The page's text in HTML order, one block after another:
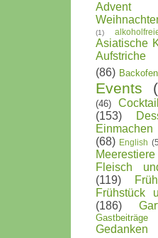
(1)
Asiatische
(86) Backofen
Events
(46)
(153)
Einmachen
(68) English
Meerestiere
Fleisch
(119)
Frühstück
(186)
Gastbeiträge
Gedanken